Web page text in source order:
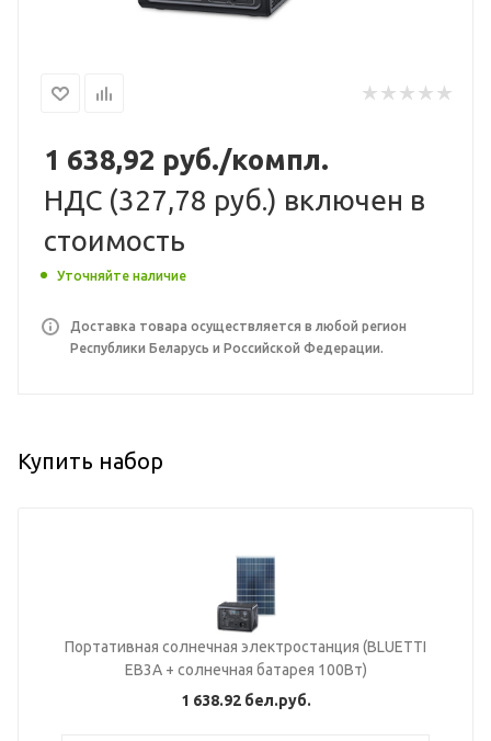
1 638,92 руб./компл.
НДС (327,78 руб.) включен в
стоимость
Уточняйте наличие
Доставка товара осуществляется в любой регион
Республики Беларусь и Российской Федерации.
Купить набор
Портативная солнечная электростанция (BLUETTI
EB3A + солнечная батарея 100Вт)
1 638.92 бел.руб.